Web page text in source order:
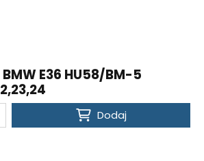
E36 HU58/BM-5
Dodaj